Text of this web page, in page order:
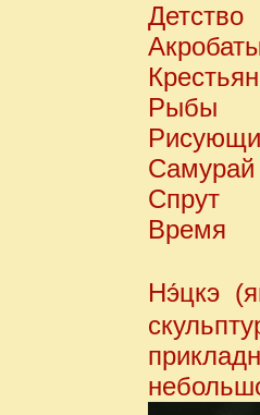
Детство
Рыбы
Самурай
Спрут
Время
Нэ́цкэ